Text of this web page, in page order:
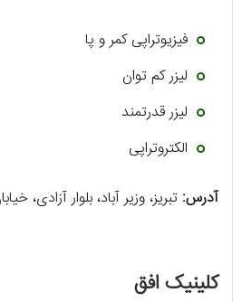
فیزیوتراپی کمر و پا
لیزر کم توان
لیزر قدرتمند
الکتروتراپی
آدرس: تبریز، وزیر آباد، بلوار آزادی،
کلینیک افق